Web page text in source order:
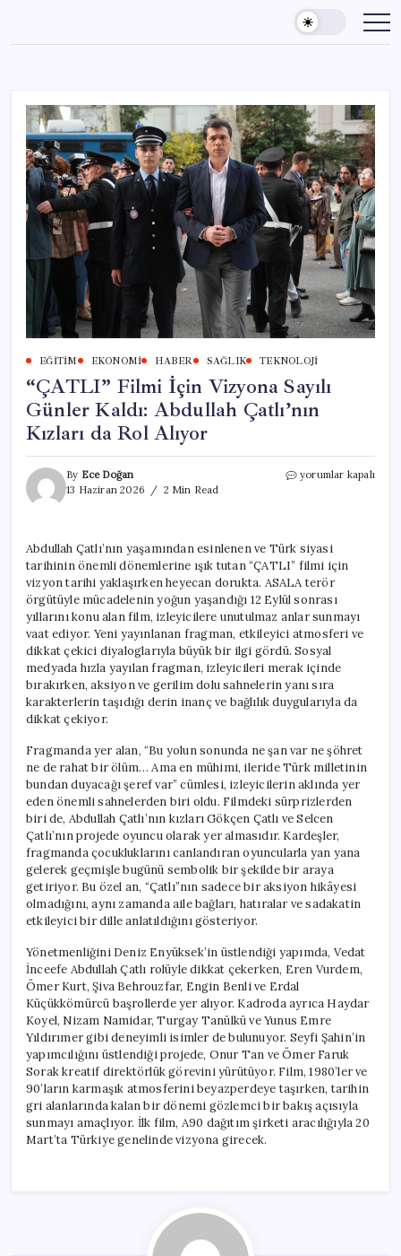
content
EĞITIM EKONOMI HABER SAĞLIK TEKNOLOJI
“ÇATLI” Filmi İçin Vizyona Sayılı
Günler Kaldı: Abdullah Çatlı’nın
Kızları da Rol Alıyor
By Ece Doğan
13 Haziran 2026
2 Min Read
“ÇATLI”
Günler
Kaldı:
Abdullah
Çatlı’nın
Rol
Alıyor
için
yorumlar kapalı
Abdullah Çatlı’nın yaşamından esinlenen ve Türk siyasi
tarihinin önemli dönemlerine ışık tutan “ÇATLI” filmi için
vizyon tarihi yaklaşırken heyecan dorukta. ASALA terör
örgütüyle mücadelenin yoğun yaşandığı 12 Eylül sonrası
yıllarını konu alan film, izleyicilere unutulmaz anlar sunmayı
vaat ediyor. Yeni yayınlanan fragman, etkileyici atmosferi ve
dikkat çekici diyaloglarıyla büyük bir ilgi gördü. Sosyal
medyada hızla yayılan fragman, izleyicileri merak içinde
bırakırken, aksiyon ve gerilim dolu sahnelerin yanı sıra
karakterlerin taşıdığı derin inanç ve bağlılık duygularıyla da
dikkat çekiyor.
Fragmanda yer alan, “Bu yolun sonunda ne şan var ne şöhret
ne de rahat bir ölüm… Ama en mühimi, ileride Türk milletinin
bundan duyacağı şeref var” cümlesi, izleyicilerin aklında yer
eden önemli sahnelerden biri oldu. Filmdeki sürprizlerden
biri de, Abdullah Çatlı’nın kızları Gökçen Çatlı ve Selcen
Çatlı’nın projede oyuncu olarak yer almasıdır. Kardeşler,
fragmanda çocukluklarını canlandıran oyuncularla yan yana
gelerek geçmişle bugünü sembolik bir şekilde bir araya
getiriyor. Bu özel an, “Çatlı”nın sadece bir aksiyon hikâyesi
olmadığını, aynı zamanda aile bağları, hatıralar ve sadakatin
etkileyici bir dille anlatıldığını gösteriyor.
Yönetmenliğini Deniz Enyüksek’in üstlendiği yapımda, Vedat
İnceefe Abdullah Çatlı rolüyle dikkat çekerken, Eren Vurdem,
Ömer Kurt, Şiva Behrouzfar, Engin Benli ve Erdal
Küçükkömürcü başrollerde yer alıyor. Kadroda ayrıca Haydar
Koyel, Nizam Namidar, Turgay Tanülkü ve Yunus Emre
Yıldırımer gibi deneyimli isimler de bulunuyor. Seyfi Şahin’in
yapımcılığını üstlendiği projede, Onur Tan ve Ömer Faruk
Sorak kreatif direktörlük görevini yürütüyor. Film, 1980’ler ve
90’ların karmaşık atmosferini beyazperdeye taşırken, tarihin
gri alanlarında kalan bir dönemi gözlemci bir bakış açısıyla
sunmayı amaçlıyor. İlk film, A90 dağıtım şirketi aracılığıyla 20
Mart’ta Türkiye genelinde vizyona girecek.